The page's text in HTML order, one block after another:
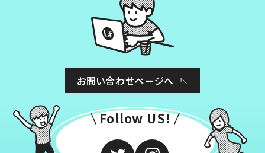
お問い合わせページへ
Follow US!